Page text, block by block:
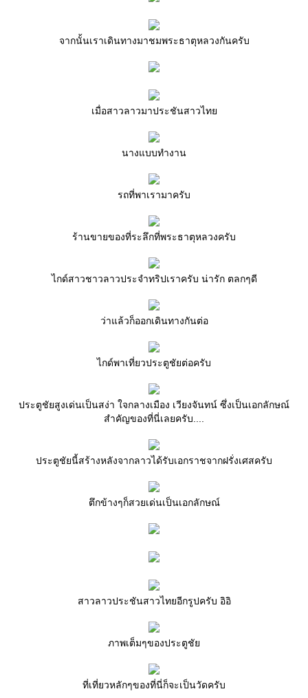
จากนั้นเราเดินทางมาชมพระธาตุหลวงกันครับ
เมื่อสาวลาวมาประชันสาวไท
นางแบบทำงาน
รถที่พาเรามาครับ
ร้านขายของที่ระลึกที่พระธาตุหลวงครับ
ไกด์สาวชาวลาวประจำทริปเราครับ น่ารัก ตลกๆดี
ว่าแล้วก็ออกเดินทางกันต่อ
ไกด์พาเที่ยวประตูชัยต่อครับ
ประตูชัยสูงเด่นเป็นสง่า ใจกลางเมือง เวียงจันทน์ ซึ่งเป็นเอกลักษณ์
สำคัญของที่นี่เลยครับ....
ประตูชัยนี้สร้างหลังจากลาวได้รับเอกราชจากฝรั่งเศสครับ
ตึกข้างๆก็สวยเด่นเป็นเอกลักษณ์
สาวลาวประชันสาวไทยอีกรูปครับ อิอิ
ภาพเต็มๆของประตูชั
ที่เที่ยวหลักๆของที่นี่ก็จะเป็นวัดครับ